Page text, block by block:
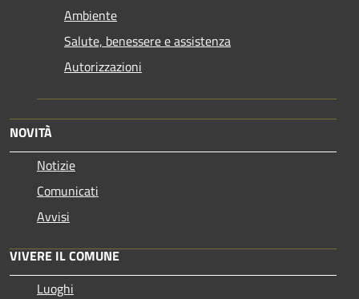
Ambiente
Salute, benessere e assistenza
Autorizzazioni
NOVITÀ
Notizie
Comunicati
Avvisi
VIVERE IL COMUNE
Luoghi